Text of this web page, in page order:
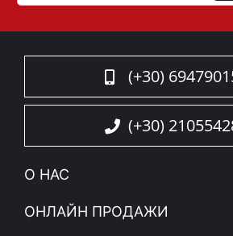
(+30)
(+30)
О НАС
Компания
ОНЛАЙН ПРОДАЖИ